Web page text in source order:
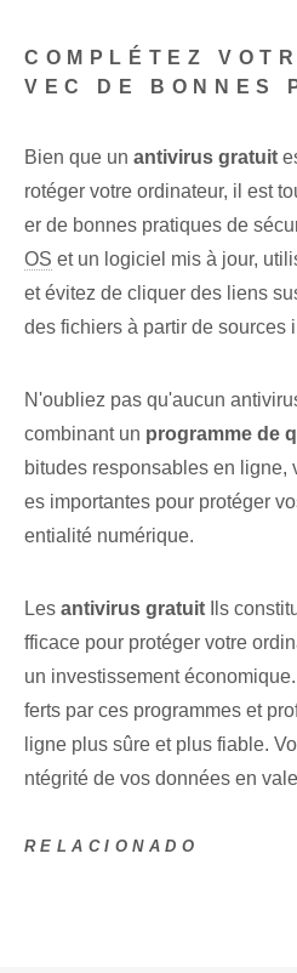
COMPLÉTEZ
VEC DE BONNES
Bien que‌ un antivirus gratuit
rotéger votre ordinateur, il est
er de bonnes pratiques de
OS et un logiciel mis à jour,
⁤et évitez de cliquer ⁤des liens
des fichiers ‌à partir de sources
N'oubliez pas qu'aucun
combinant un programme de
bitudes responsables en ligne,
es importantes pour protéger
entialité numérique.
Les antivirus gratuit Ils
fficace pour protéger votre
un investissement
ferts par ces programmes et
ligne plus sûre et plus fiable.
ntégrité de⁢ vos données⁤ en
RELACIONADO